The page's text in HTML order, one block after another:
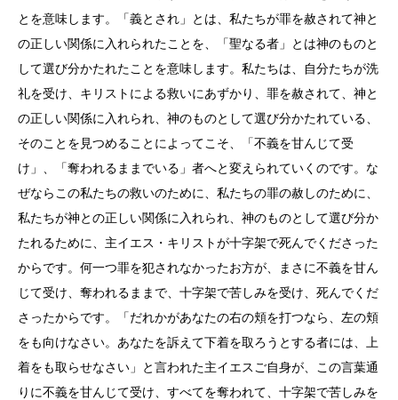
とを意味します。「義とされ」とは、私たちが罪を赦されて神と
の正しい関係に入れられたことを、「聖なる者」とは神のものと
して選び分かたれたことを意味します。私たちは、自分たちが洗
礼を受け、キリストによる救いにあずかり、罪を赦されて、神と
の正しい関係に入れられ、神のものとして選び分かたれている、
そのことを見つめることによってこそ、「不義を甘んじて受
け」、「奪われるままでいる」者へと変えられていくのです。な
ぜならこの私たちの救いのために、私たちの罪の赦しのために、
私たちが神との正しい関係に入れられ、神のものとして選び分か
たれるために、主イエス・キリストが十字架で死んでくださった
からです。何一つ罪を犯されなかったお方が、まさに不義を甘ん
じて受け、奪われるままで、十字架で苦しみを受け、死んでくだ
さったからです。「だれかがあなたの右の頬を打つなら、左の頬
をも向けなさい。あなたを訴えて下着を取ろうとする者には、上
着をも取らせなさい」と言われた主イエスご自身が、この言葉通
りに不義を甘んじて受け、すべてを奪われて、十字架で苦しみを